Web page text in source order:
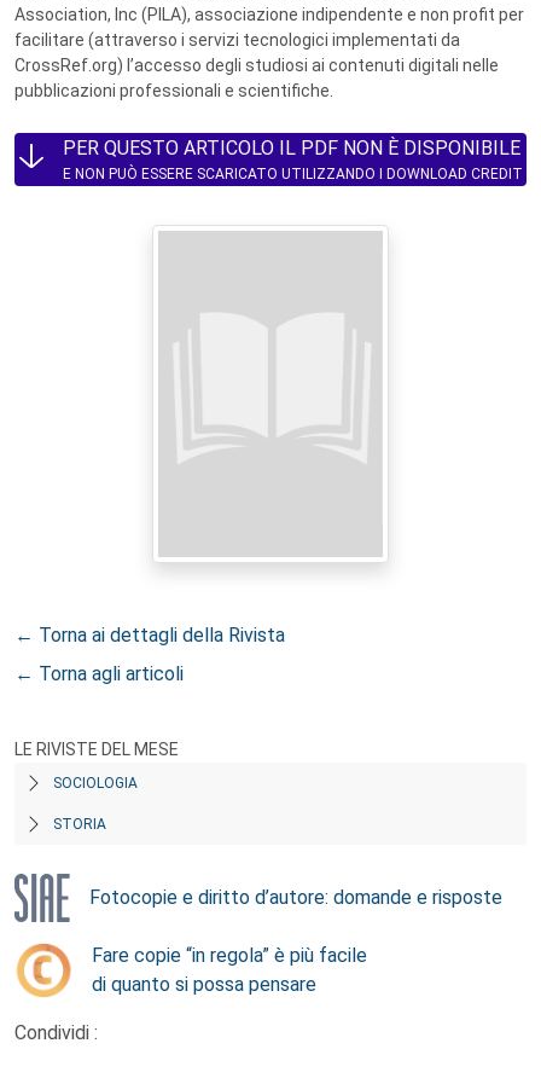
Association, Inc (PILA), associazione indipendente e non profit per
facilitare (attraverso i servizi tecnologici implementati da
CrossRef.org) l’accesso degli studiosi ai contenuti digitali nelle
pubblicazioni professionali e scientifiche.
PER QUESTO ARTICOLO IL PDF NON È DISPONIBILE
E NON PUÒ ESSERE SCARICATO UTILIZZANDO I DOWNLOAD CREDIT
← Torna ai dettagli della Rivista
← Torna agli articoli
LE RIVISTE DEL MESE
SOCIOLOGIA
STORIA
Fotocopie e diritto d’autore: domande e risposte
Fare copie “in regola” è più facile
di quanto si possa pensare
Condividi :